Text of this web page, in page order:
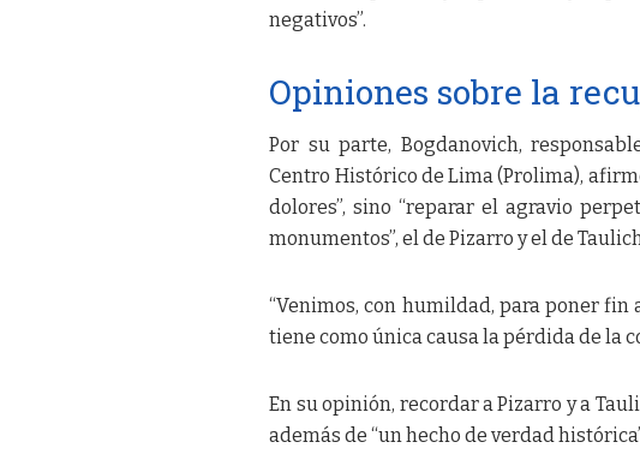
negativos”.
Opiniones sobre la
Por su parte, Bogdanovich,
Centro Histórico de Lima (Prolima),
dolores”, sino “reparar el agravio
monumentos”, el de Pizarro y el de
“Venimos, con humildad, para poner
tiene como única causa la pérdida de la
En su opinión, recordar a Pizarro y a
además de “un hecho de verdad